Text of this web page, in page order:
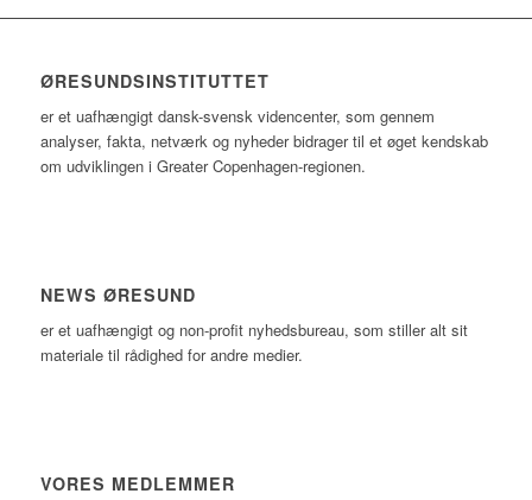
ØRESUNDSINSTITUTTET
er et uafhængigt dansk-svensk videncenter, som gennem
analyser, fakta, netværk og nyheder bidrager til et øget kendskab
om udviklingen i Greater Copenhagen-regionen.
NEWS ØRESUND
er et uafhængigt og non-profit nyhedsbureau, som stiller alt sit
materiale til rådighed for andre medier.
VORES MEDLEMMER